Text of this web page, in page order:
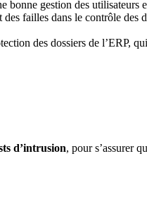
gestion des utilisateurs
des failles dans le contrôle des
des dossiers de l’ERP, qui
d’intrusion, pour s’assurer